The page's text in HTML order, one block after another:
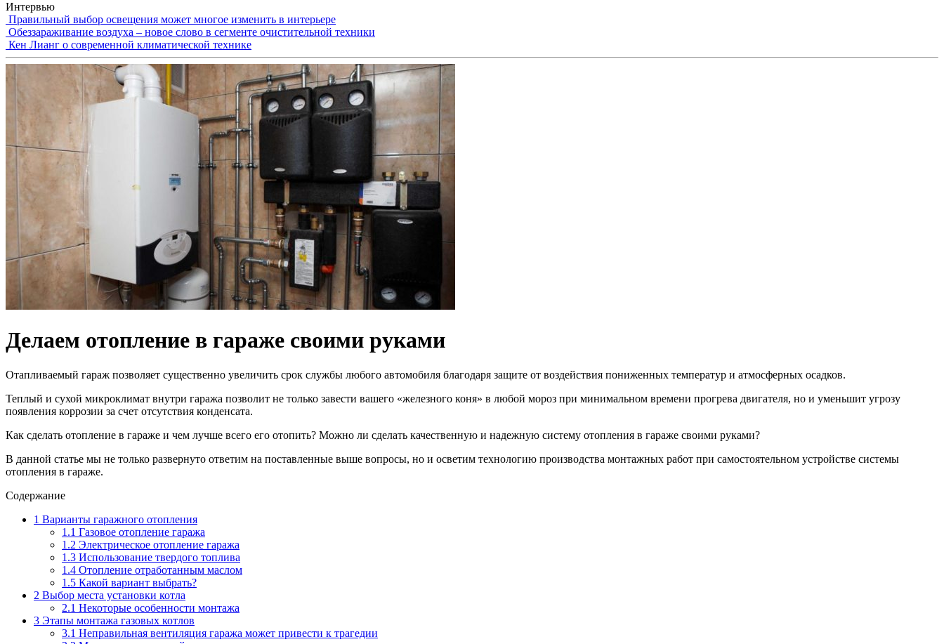
Интервью
Правильный выбор освещения может многое изменить в интерьере
Обеззараживание воздуха – новое слово в сегменте очистительной техники
Кен Лианг о современной климатической технике
Делаем отопление в гараже своими руками
Отапливаемый гараж позволяет существенно увеличить срок службы любого автомобиля благодаря защите от воздействия пониженных температур и атмосферных осадков.
Теплый и сухой микроклимат внутри гаража позволит не только завести вашего «железного коня» в любой мороз при минимальном времени прогрева двигателя, но и уменьшит угрозу
появления коррозии за счет отсутствия конденсата.
Как сделать отопление в гараже и чем лучше всего его отопить? Можно ли сделать качественную и надежную систему отопления в гараже своими руками?
В данной статье мы не только развернуто ответим на поставленные выше вопросы, но и осветим технологию производства монтажных работ при самостоятельном устройстве системы
отопления в гараже.
Содержание
1 Варианты гаражного отопления
1.1 Газовое отопление гаража
1.2 Электрическое отопление гаража
1.3 Использование твердого топлива
1.4 Отопление отработанным маслом
1.5 Какой вариант выбрать?
2 Выбор места установки котла
2.1 Некоторые особенности монтажа
3 Этапы монтажа газовых котлов
3.1 Неправильная вентиляция гаража может привести к трагедии